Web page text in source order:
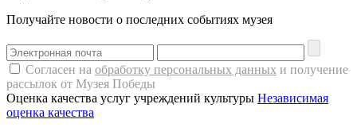
Получайте новости о последних событиях музея
Согласен на обработку персональных данных и получение
рассылок от Музея Победы
Оценка качества услуг учреждений культуры Независимая
оценка качества